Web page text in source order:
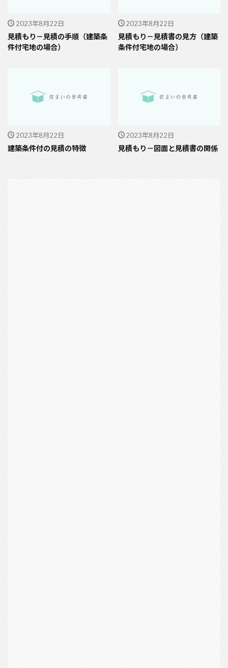
2023年8月22日
見積もり－見積の手順（建築条
件付宅地の場合）
2023年8月22日
見積もり－見積書の見方（建築
条件付宅地の場合）
2023年8月22日
建築条件付の見積の特徴
2023年8月22日
見積もり－図面と見積書の関係